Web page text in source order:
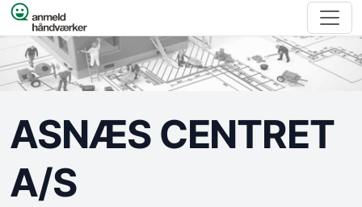
Spring til indhold
ASNÆS CENTRET
A/S